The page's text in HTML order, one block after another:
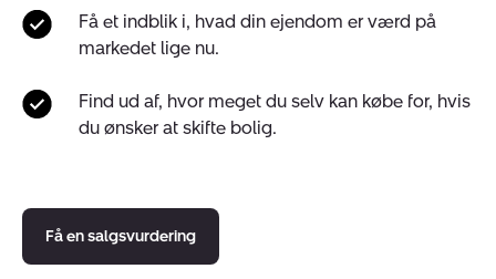
Få et indblik i, hvad din ejendom er værd på
markedet lige nu.
Find ud af, hvor meget du selv kan købe for, hvis
du ønsker at skifte bolig.
Få en salgsvurdering